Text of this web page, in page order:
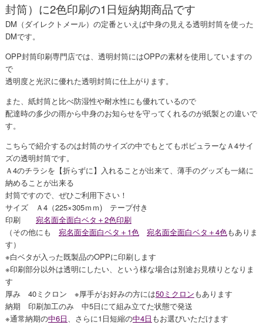
封筒）に2色印刷の1日短納期商品です
DM（ダイレクトメール）の定番といえば中身の見える透明封筒を使った
DMです。
OPP封筒印刷専門店では、透明封筒にはOPPの素材を使用していますの
で
透明度と光沢に優れた透明封筒に仕上がります。
また、紙封筒と比べ防湿性や耐水性にも優れているので
配達時の多少の雨から中身のお知らせを守ってくれるのが紙製との違いで
す。
こちらで紹介するのは封筒のサイズの中でもとてもポピュラーなＡ4サイ
ズの透明封筒です。
Ａ4のチラシを【折らずに】入れることが出来て、薄手のグッズも一緒に
納めることが出来る
封筒ですので、ぜひご利用下さい！
サイズ Ａ4（225×305ｍｍ) テープ付き
印刷 宛名面全面白ベタ＋2色印刷
（その他にも 宛名面全面白ベタ＋1色 宛名面全面白ベタ＋4色もありま
す）
※白ベタが入った既製品のOPPに印刷します
※印刷部分以外は透明にしたい、という様な場合は別途お見積りとなりま
す
厚み 40ミクロン ※厚手がお好みの方には50ミクロンもあります
納期 印刷加工のみ 中5日にて組み立てた状態で発送
※通常納期の中6日、さらに1日短縮の中4日 もお選びいただけます